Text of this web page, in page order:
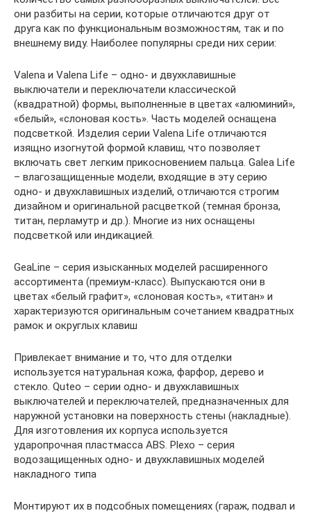
они разбиты на серии, которые отличаются друг от
друга как по функциональным возможностям, так и по
внешнему виду. Наиболее популярны среди них серии:
Valena и Valena Life – одно- и двухклавишные
выключатели и переключатели классической
(квадратной) формы, выполненные в цветах «алюминий»,
«белый», «слоновая кость». Часть моделей оснащена
подсветкой. Изделия серии Valena Life отличаются
изящно изогнутой формой клавиш, что позволяет
включать свет легким прикосновением пальца. Galea Life
– влагозащищенные модели, входящие в эту серию
одно- и двухклавишных изделий, отличаются строгим
дизайном и оригинальной расцветкой (темная бронза,
титан, перламутр и др.). Многие из них оснащены
подсветкой или индикацией.
GeaLine – серия изысканных моделей расширенного
ассортимента (премиум-класс). Выпускаются они в
цветах «белый графит», «слоновая кость», «титан» и
характеризуются оригинальным сочетанием квадратных
рамок и округлых клавиш
Привлекает внимание и то, что для отделки
используется натуральная кожа, фарфор, дерево и
стекло. Quteo – серии одно- и двухклавишных
выключателей и переключателей, предназначенных для
наружной установки на поверхность стены (накладные).
Для изготовления их корпуса используется
ударопрочная пластмасса ABS. Plexo – серия
водозащищенных одно- и двухклавишных моделей
накладного типа
Монтируют их в подсобных помещениях (гараж, подвал и